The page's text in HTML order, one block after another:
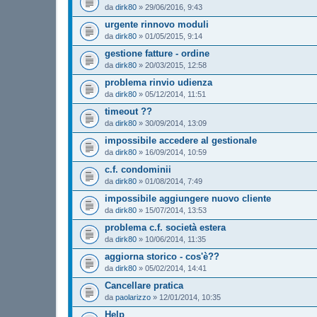
da dirk80 » 29/06/2016, 9:43
urgente rinnovo moduli
da dirk80 » 01/05/2015, 9:14
gestione fatture - ordine
da dirk80 » 20/03/2015, 12:58
problema rinvio udienza
da dirk80 » 05/12/2014, 11:51
timeout ??
da dirk80 » 30/09/2014, 13:09
impossibile accedere al gestionale
da dirk80 » 16/09/2014, 10:59
c.f. condominii
da dirk80 » 01/08/2014, 7:49
impossibile aggiungere nuovo cliente
da dirk80 » 15/07/2014, 13:53
problema c.f. società estera
da dirk80 » 10/06/2014, 11:35
aggiorna storico - cos'è??
da dirk80 » 05/02/2014, 14:41
Cancellare pratica
da paolarizzo » 12/01/2014, 10:35
Help